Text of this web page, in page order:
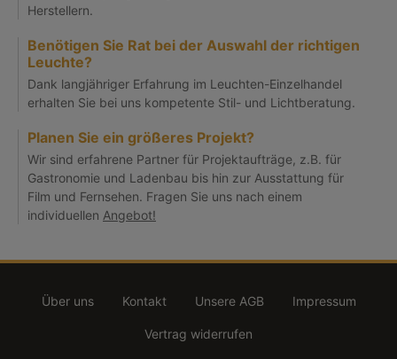
Herstellern.
Benötigen Sie Rat bei der Auswahl der richtigen
Leuchte?
Dank langjähriger Erfahrung im Leuchten-Einzelhandel
erhalten Sie bei uns kompetente Stil- und Lichtberatung.
Planen Sie ein größeres Projekt?
Wir sind erfahrene Partner für Projektaufträge, z.B. für
Gastronomie und Ladenbau bis hin zur Ausstattung für
Film und Fernsehen. Fragen Sie uns nach einem
individuellen Angebot!
Über uns Kontakt Unsere AGB Impressum
Vertrag widerrufen